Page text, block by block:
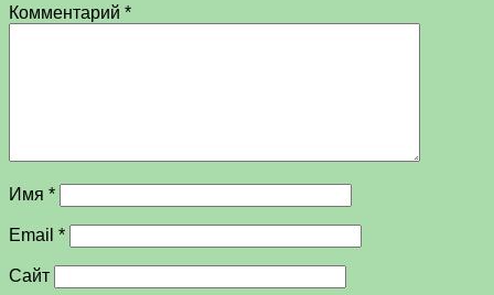
Комментарий *
Имя *
Email *
Сайт